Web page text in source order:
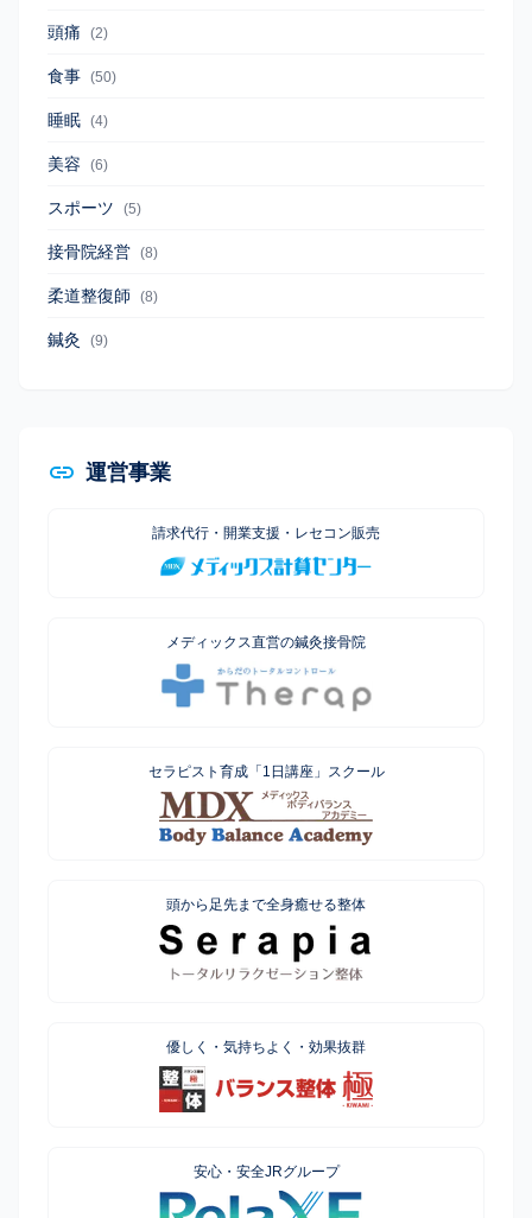
頭痛 (2)
食事 (50)
睡眠 (4)
美容 (6)
スポーツ (5)
接骨院経営 (8)
柔道整復師 (8)
鍼灸 (9)
運営事業
請求代行・開業支援・レセコン販売
メディックス直営の鍼灸接骨院
セラピスト育成「1日講座」スクール
頭から足先まで全身癒せる整体
優しく・気持ちよく・効果抜群
安心・安全JRグループ